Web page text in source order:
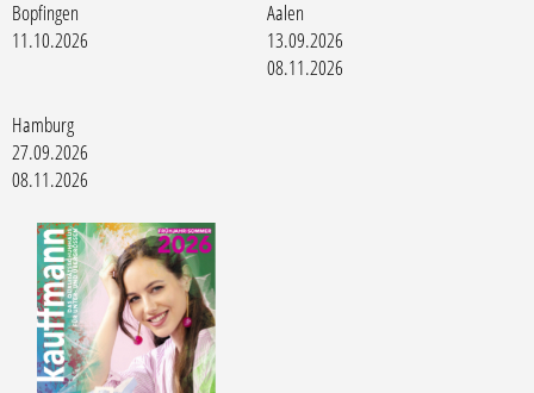
Bopfingen
11.10.2026
Aalen
13.09.2026
08.11.2026
Hamburg
27.09.2026
08.11.2026